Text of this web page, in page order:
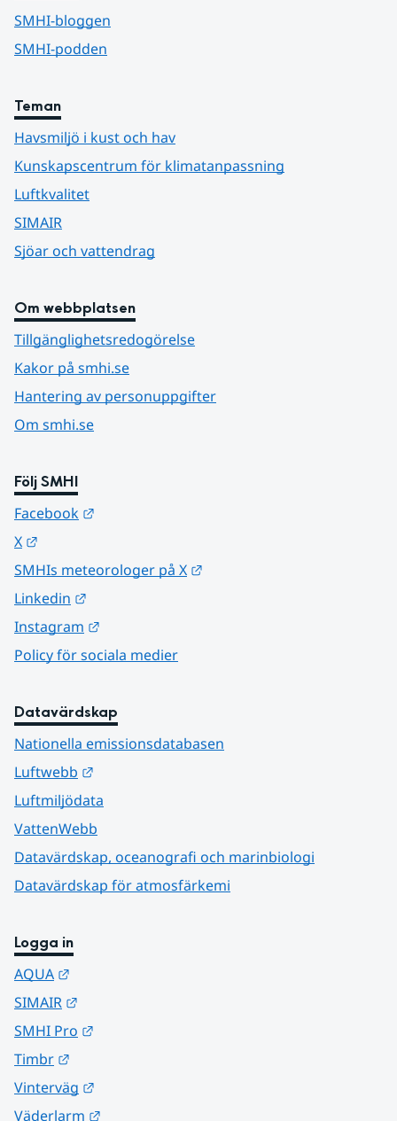
SMHI-bloggen
SMHI-podden
Teman
Havsmiljö i kust och hav
Kunskapscentrum för klimatanpassning
Luftkvalitet
SIMAIR
Sjöar och vattendrag
Om webbplatsen
Tillgänglighetsredogörelse
Kakor på smhi.se
Hantering av personuppgifter
Om smhi.se
Följ SMHI
Facebook
X
SMHIs meteorologer på X
Linkedin
Instagram
Policy för sociala medier
Datavärdskap
Nationella emissionsdatabasen
Luftwebb
Luftmiljödata
VattenWebb
Datavärdskap, oceanografi och marinbiologi
Datavärdskap för atmosfärkemi
Logga in
AQUA
SIMAIR
SMHI Pro
Timbr
Vinterväg
Väderlarm